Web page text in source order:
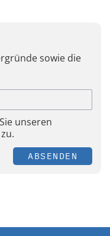
sowie die
unseren
zu.
ABSENDEN